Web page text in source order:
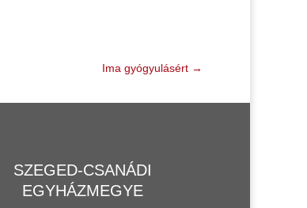
Ima gyógyulásért →
SZEGED-CSANÁDI
EGYHÁZMEGYE